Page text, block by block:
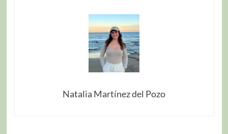
Natalia Martínez del Pozo